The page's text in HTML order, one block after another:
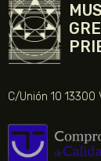
C/Unión 10 13300